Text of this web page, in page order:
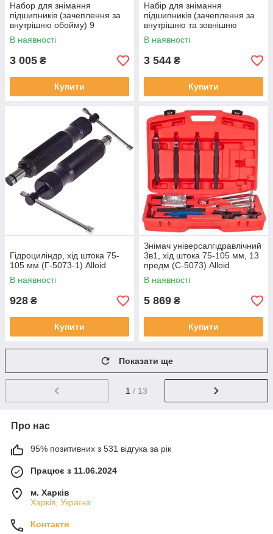
Набор для знімання
підшипників (зачеплення за
внутрішню обойму) 9
предм(С-1010) Alloid
В наявності
3 005 ₴
Купити
Набір для знімання
підшипників (зачеплення за
внутрішню та зовнішню
обойму), 16 предм (С-1013)
Alloid
В наявності
3 544 ₴
Купити
Гідроциліндр, хід штока 75-
105 мм (Г-5073-1) Alloid
В наявності
928 ₴
Купити
Знімач універсалгідравлічний
3в1, хід штока 75-105 мм, 13
предм (С-5073) Alloid
В наявності
5 869 ₴
Купити
Показати ще
1 / 13
Про нас
95% позитивних з 531 відгука за рік
Працює з 11.06.2024
м. Харків
Харків, Україна
Контакти